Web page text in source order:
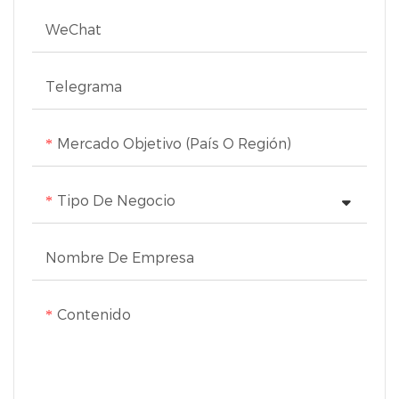
WeChat
Telegrama
Mercado Objetivo (país O Región)
Tipo De Negocio
Nombre De Empresa
Contenido
para ser duradero, seguro